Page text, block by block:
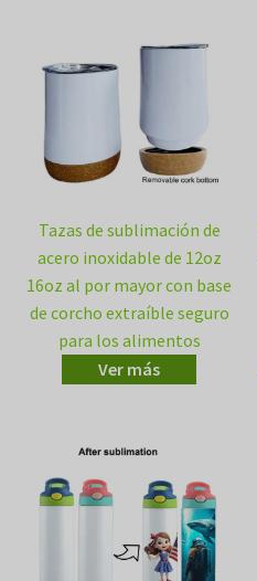
Tazas de sublimación de
acero inoxidable de 12oz
16oz al por mayor con base
de corcho extraíble seguro
para los alimentos
Ver más